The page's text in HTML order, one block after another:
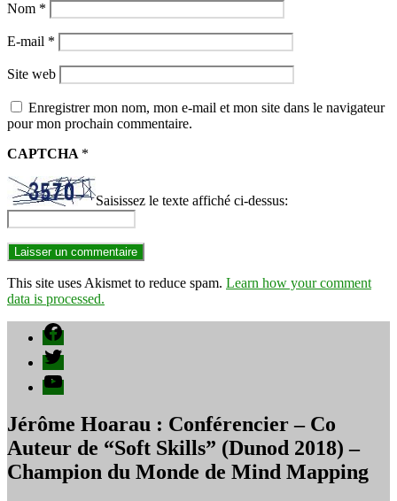
Nom *
E-mail *
Site web
Enregistrer mon nom, mon e-mail et mon site dans le navigateur
pour mon prochain commentaire.
CAPTCHA *
Saisissez le texte affiché ci-dessus:
This site uses Akismet to reduce spam. Learn how your comment
data is processed.
Facebook
Twitter
YouTube
Jérôme Hoarau : Conférencier – Co
Auteur de “Soft Skills” (Dunod 2018) –
Champion du Monde de Mind Mapping